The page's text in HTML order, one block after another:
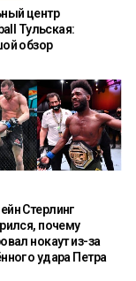
центр
Тульская:
обзор
Стерлинг
почему
нокаут из-за
удара Петра